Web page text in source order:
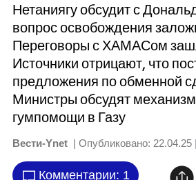
Нетаниягу обсудит с
вопрос освобождения
Переговоры с ХАМАСом
Источники отрицают, что
предложения по обменной
Министры обсудят
гумпомощи в Газу
Вести-Ynet | Опубликовано: 22.04.25
Комментарии: 1